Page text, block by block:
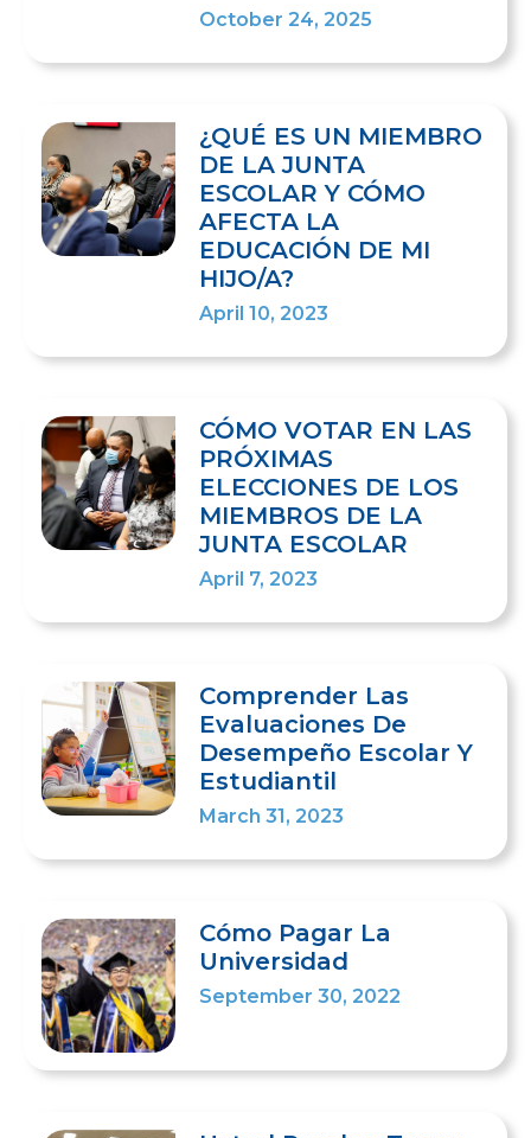
October 24, 2025
¿QUÉ ES UN MIEMBRO
DE LA JUNTA
ESCOLAR Y CÓMO
AFECTA LA
EDUCACIÓN DE MI
HIJO/A?
April 10, 2023
CÓMO VOTAR EN LAS
PRÓXIMAS
ELECCIONES DE LOS
MIEMBROS DE LA
JUNTA ESCOLAR
April 7, 2023
Comprender Las
Evaluaciones De
Desempeño Escolar Y
Estudiantil
March 31, 2023
Cómo Pagar La
Universidad
September 30, 2022